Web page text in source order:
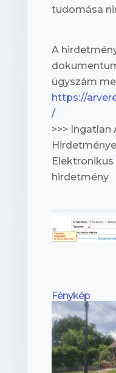
tudomása
A
ügyszám
https://
/
>>> Ingatlan
hirdetmény
Fénykép